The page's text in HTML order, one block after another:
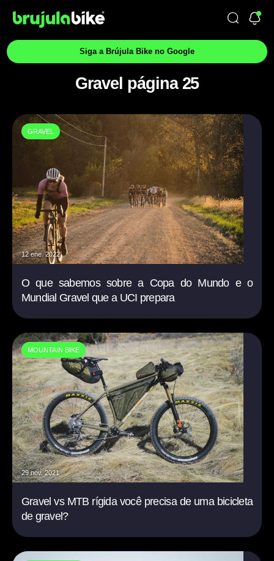
Siga a Brújula Bike no Google
Gravel página 25
GRAVEL
12 ene. 2022
O que sabemos sobre a Copa do Mundo e o
Mundial Gravel que a UCI prepara
MOUNTAIN BIKE
29 nov. 2021
Gravel vs MTB rígida você precisa de uma bicicleta
de gravel?